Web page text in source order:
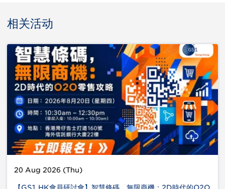
相关活动
20 Aug 2026 (Thu)
【GS1 HK會員研討會】智慧條碼，無限商機：2D時代的O2O